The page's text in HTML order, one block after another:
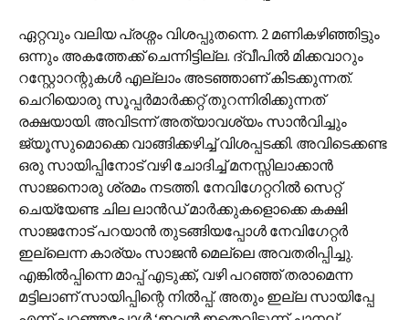
ഏറ്റവും വലിയ പ്രശ്നം വിശപ്പുതന്നെ. 2 മണികഴിഞ്ഞിട്ടും
ഒന്നും അകത്തേക്ക് ചെന്നിട്ടില്ല. ദ്വീപില്‍ മിക്കവാറും
റസ്റ്റോറന്റുകള്‍ എല്ലാം അടഞ്ഞാണ് കിടക്കുന്നത്.
ചെറിയൊരു സൂപ്പര്‍മാര്‍ക്കറ്റ് തുറന്നിരിക്കുന്നത്
രക്ഷയായി. അവിടന്ന് അത്യാവശ്യം സാന്‍‌വിച്ചും
ജ്യൂസുമൊക്കെ വാങ്ങിക്കഴിച്ച് വിശപ്പടക്കി. അവിടെക്കണ്ട
ഒരു സായിപ്പിനോട് വഴി ചോദിച്ച് മനസ്സിലാക്കാന്‍
സാജനൊരു ശ്രമം നടത്തി. നേവിഗേറ്ററില്‍‍ സെറ്റ്
ചെയ്യേണ്ട ചില ലാന്‍ഡ് മാര്‍ക്കുകളൊക്കെ കക്ഷി
സാജനോട് പറയാന്‍ തുടങ്ങിയപ്പോള്‍ നേവിഗേറ്റര്‍
ഇല്ലെന്ന കാര്യം സാജന്‍ മെല്ലെ അവതരിപ്പിച്ചു.
എങ്കില്‍പ്പിന്നെ മാപ്പ് എടുക്ക്, വഴി പറഞ്ഞ് തരാമെന്ന
മട്ടിലാണ് സായിപ്പിന്റെ നില്‍പ്പ്. അതും ഇല്ല സായിപ്പേ